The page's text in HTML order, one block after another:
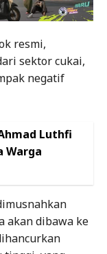
resmi,
sektor cukai,
negatif
Luthfi
Warga
akan dibawa ke